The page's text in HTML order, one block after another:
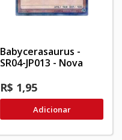
Babycerasaurus -
SR04-JP013 - Nova
R$ 1,95
Adicionar